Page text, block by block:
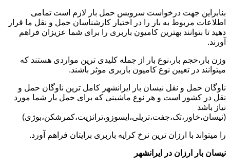
بنابراین جهت درخواست سرویس حمل بار لازم است تمامی
اطلاعات مربوط به بار را در اختیار کارشناسان حمل و نقل ما قرار
دهید تا بتوانند بهترین کامیون باربری را برای شما عزیزان فراهم
آورند.
وزن بار،حجم بار،نوع بار از جمله کلیدی ترین مواردی هستند که
میتوانند در تعیین نوع کامیون باربری موثر باشند.
ناوگان حمل و نقل نیسان بار ایرانشهر کامل ترین ناوگان حمل و
نقل در کشور است و هر نوع ماشینی که برای حمل بار شما مورد
نیاز باشد
(نیسان،خاور،تک،جفت،تریلی،ایسوزو،ترانزیت،کمرشکن،بوژی)
را میتواند با ارزان ترین نرخ کرایه باربری برایتان فراهم آورد.
نیسان بار ارزان در ایرانشهر